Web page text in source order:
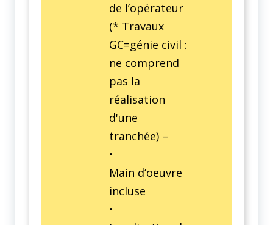
de l’opérateur
(* Travaux
GC=génie civil :
ne comprend
pas la
réalisation
d'une
tranchée) –
•
Main d’oeuvre
incluse
•